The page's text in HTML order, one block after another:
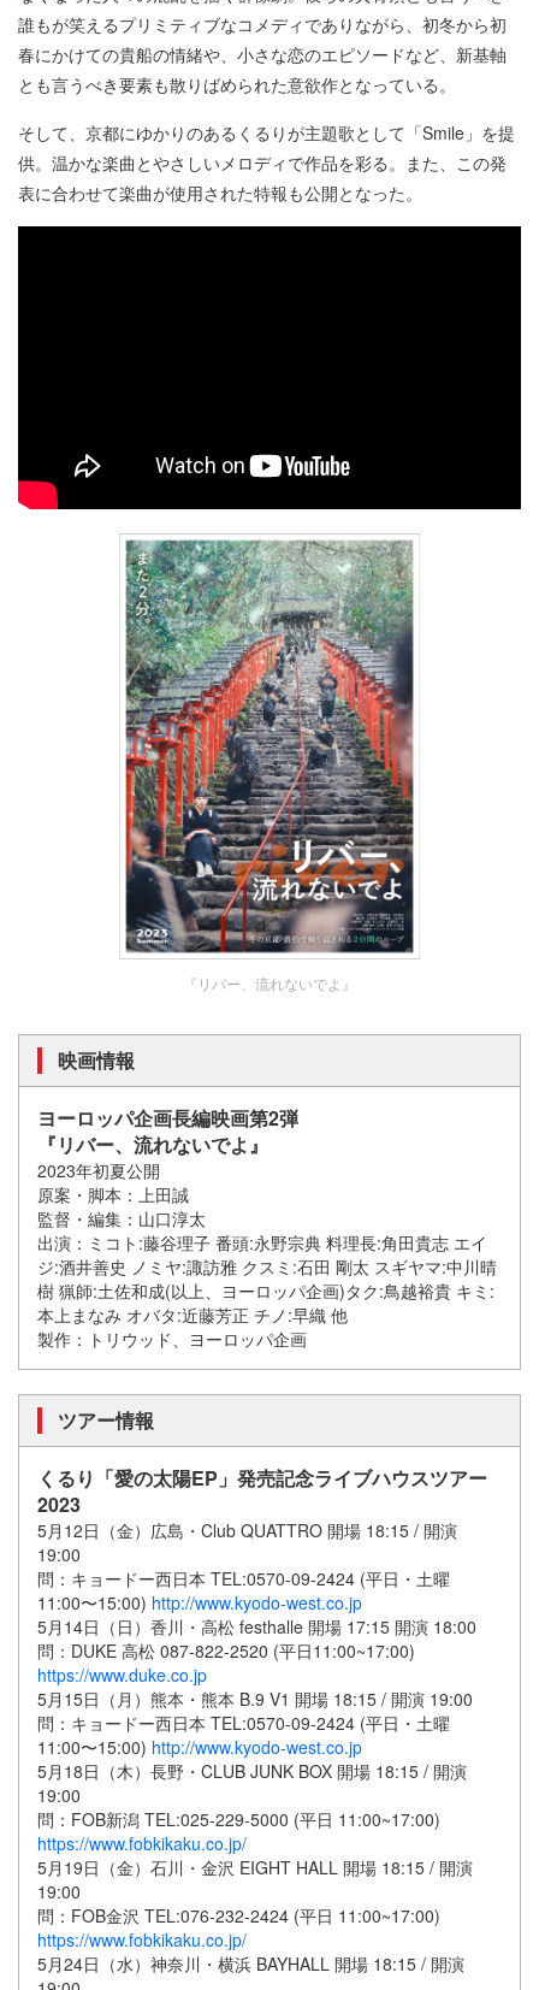
誰もが笑えるプリミティブなコメディでありながら、初冬から初
春にかけての貴船の情緒や、小さな恋のエピソードなど、新基軸
とも言うべき要素も散りばめられた意欲作となっている。
そして、京都にゆかりのあるくるりが主題歌として「Smile」を提
供。温かな楽曲とやさしいメロディで作品を彩る。また、この発
表に合わせて楽曲が使用された特報も公開となった。
『リバー、流れないでよ』
映画情報
ヨーロッパ企画長編映画第2弾
『リバー、流れないでよ』
2023年初夏公開
原案・脚本：上田誠
監督・編集：山口淳太
出演：ミコト:藤谷理子 番頭:永野宗典 料理長:角田貴志 エイ
ジ:酒井善史 ノミヤ:諏訪雅 クスミ:石田 剛太 スギヤマ:中川晴
樹 猟師:土佐和成(以上、ヨーロッパ企画)タク:鳥越裕貴 キミ:
本上まなみ オバタ:近藤芳正 チノ:早織 他
製作：トリウッド、ヨーロッパ企画
ツアー情報
くるり「愛の太陽EP」発売記念ライブハウスツアー
2023
5月12日（金）広島・Club QUATTRO 開場 18:15 / 開演
19:00
問：キョードー⻄日本 TEL:0570-09-2424 (平日・土曜
11:00〜15:00) http://www.kyodo-west.co.jp
5月14日（日）香川・高松 festhalle 開場 17:15 開演 18:00
問：DUKE 高松 087-822-2520 (平日11:00~17:00)
https://www.duke.co.jp
5月15日（月）熊本・熊本 B.9 V1 開場 18:15 / 開演 19:00
問：キョードー⻄日本 TEL:0570-09-2424 (平日・土曜
11:00〜15:00) http://www.kyodo-west.co.jp
5月18日（木）⻑野・CLUB JUNK BOX 開場 18:15 / 開演
19:00
問：FOB新潟 TEL:025-229-5000 (平日 11:00~17:00)
https://www.fobkikaku.co.jp/
5月19日（金）石川・金沢 EIGHT HALL 開場 18:15 / 開演
19:00
問：FOB金沢 TEL:076-232-2424 (平日 11:00~17:00)
https://www.fobkikaku.co.jp/
5月24日（水）神奈川・横浜 BAYHALL 開場 18:15 / 開演